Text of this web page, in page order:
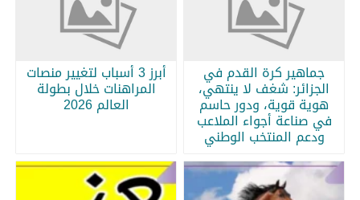
جماهير كرة القدم في
الجزائر: شغف لا ينتهي،
هوية قوية، ودور حاسم
في صناعة أجواء الملاعب
ودعم المنتخب الوطني
أبرز 3 أسباب لتغيير منصات
المراهنات خلال بطولة
العالم 2026